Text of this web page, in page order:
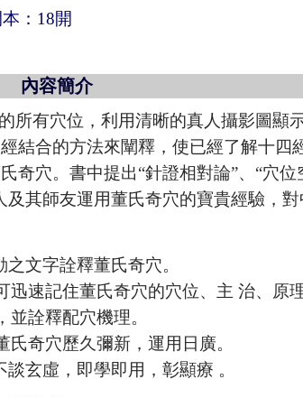
：18開
內容簡介
所有穴位，利用清晰的真人攝影圖顯
結合的方法來闡釋，使已經了解十四
奇穴。書中提出“針證相對論”、“穴位
其師友運用董氏奇穴的寶貴經驗，
文字詮釋董氏奇穴。
速記住董氏奇穴的穴位、主 治、原理
詮釋配穴機理。
奇穴歷久彌新，運用日廣。
玄虛，即學即用，彰顯療 。